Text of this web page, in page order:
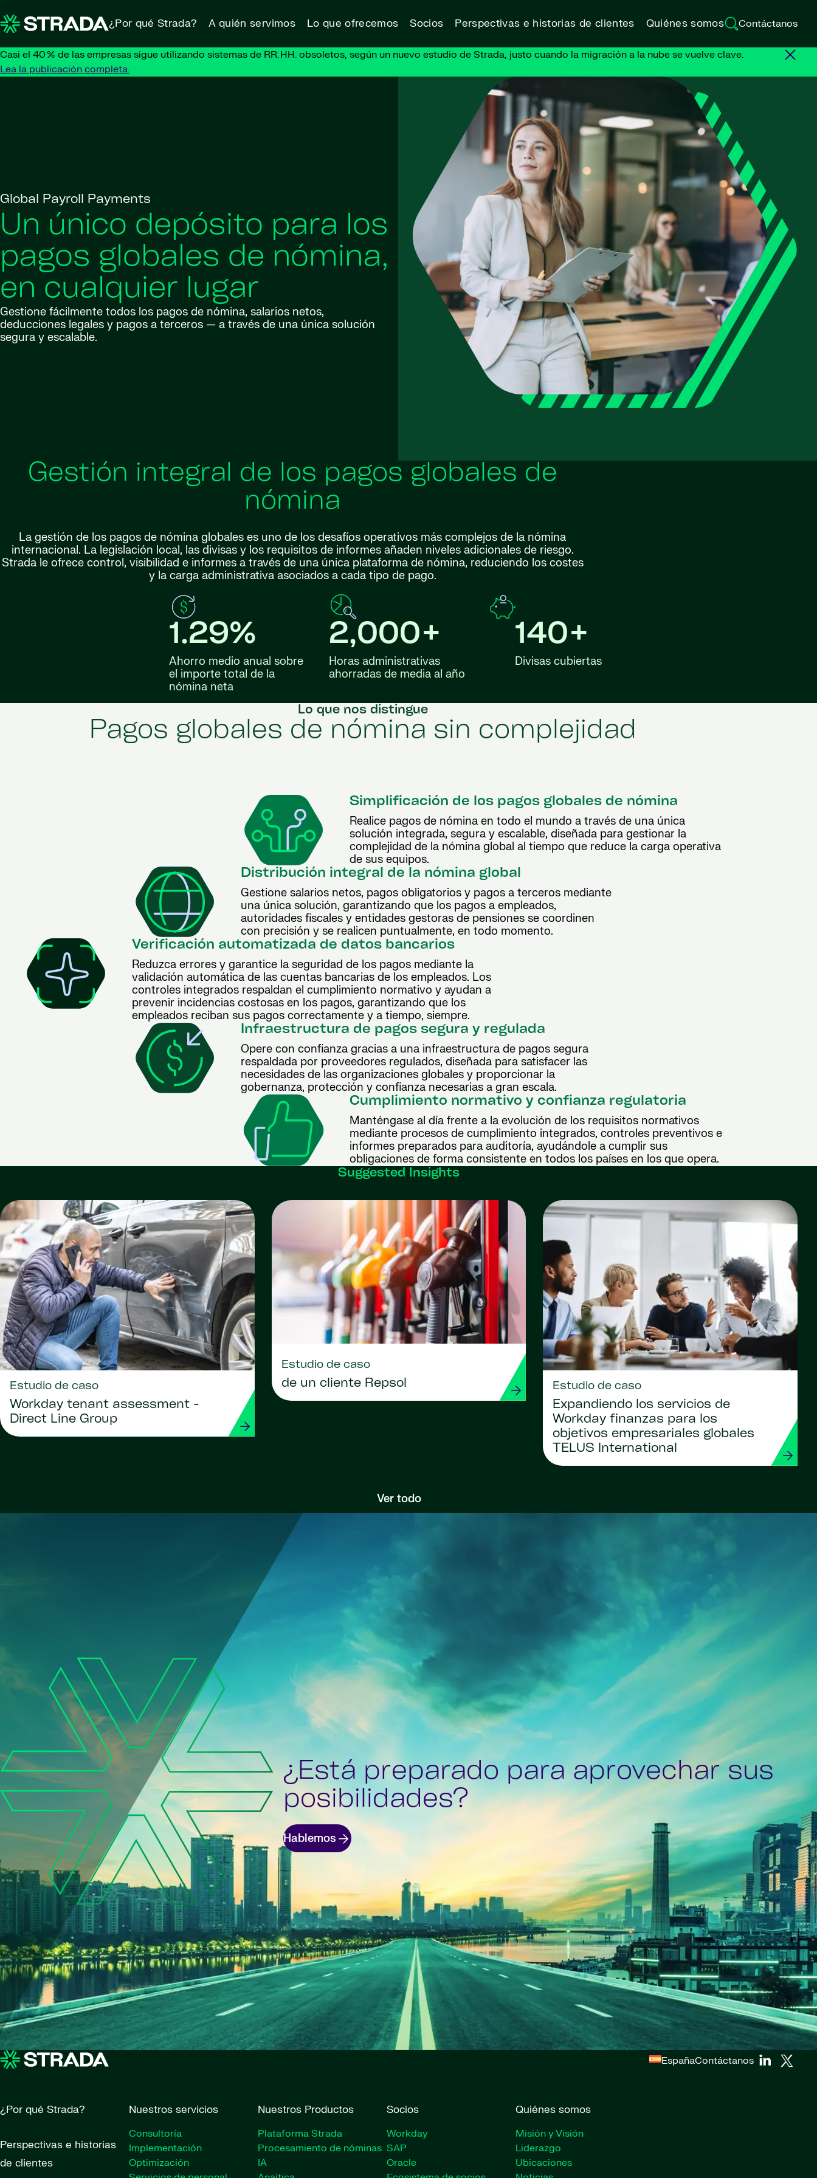
¿Por qué Strada? A quién servimos Lo que ofrecemos Socios Perspectivas e historias de clientes Quiénes somos Contáctanos
Casi el 40 % de las empresas sigue utilizando sistemas de RR. HH. obsoletos, según un nuevo estudio de Strada, justo cuando la migración a la nube se vuelve clave.
Lea la publicación completa.
Global Payroll Payments
Un único depósito para los
pagos globales de nómina,
en cualquier lugar
Gestione fácilmente todos los pagos de nómina, salarios netos,
deducciones legales y pagos a terceros — a través de una única solución
segura y escalable.
Gestión integral de los pagos globales de
nómina
La gestión de los pagos de nómina globales es uno de los desafíos operativos más complejos de la nómina
internacional. La legislación local, las divisas y los requisitos de informes añaden niveles adicionales de riesgo.
Strada le ofrece control, visibilidad e informes a través de una única plataforma de nómina, reduciendo los costes
y la carga administrativa asociados a cada tipo de pago.
1.29%
Ahorro medio anual sobre
el importe total de la
nómina neta
2,000+
Horas administrativas
ahorradas de media al año
140+
Divisas cubiertas
Lo que nos distingue
Pagos globales de nómina sin complejidad
Simplificación de los pagos globales de nómina
Realice pagos de nómina en todo el mundo a través de una única
solución integrada, segura y escalable, diseñada para gestionar la
complejidad de la nómina global al tiempo que reduce la carga operativa
de sus equipos.
Distribución integral de la nómina global
Gestione salarios netos, pagos obligatorios y pagos a terceros mediante
una única solución, garantizando que los pagos a empleados,
autoridades fiscales y entidades gestoras de pensiones se coordinen
con precisión y se realicen puntualmente, en todo momento.
Verificación automatizada de datos bancarios
Reduzca errores y garantice la seguridad de los pagos mediante la
validación automática de las cuentas bancarias de los empleados. Los
controles integrados respaldan el cumplimiento normativo y ayudan a
prevenir incidencias costosas en los pagos, garantizando que los
empleados reciban sus pagos correctamente y a tiempo, siempre.
Infraestructura de pagos segura y regulada
Opere con confianza gracias a una infraestructura de pagos segura
respaldada por proveedores regulados, diseñada para satisfacer las
necesidades de las organizaciones globales y proporcionar la
gobernanza, protección y confianza necesarias a gran escala.
Cumplimiento normativo y confianza regulatoria
Manténgase al día frente a la evolución de los requisitos normativos
mediante procesos de cumplimiento integrados, controles preventivos e
informes preparados para auditoría, ayudándole a cumplir sus
obligaciones de forma consistente en todos los países en los que opera.
Suggested Insights
Estudio de caso
Workday tenant assessment -
Direct Line Group
Estudio de caso
de un cliente Repsol Estudio de caso
Expandiendo los servicios de
Workday finanzas para los
objetivos empresariales globales
TELUS International
Ver todo
¿Está preparado para aprovechar sus
posibilidades?
Hablemos
EspañaContáctanos
¿Por qué Strada?
Perspectivas e historias
de clientes
Nuestros servicios
Consultoría
Implementación
Optimización
Nuestros Productos
Plataforma Strada
Procesamiento de nóminas
IA
Socios
Workday
SAP
Oracle
Quiénes somos
Misión y Visión
Liderazgo
Ubicaciones